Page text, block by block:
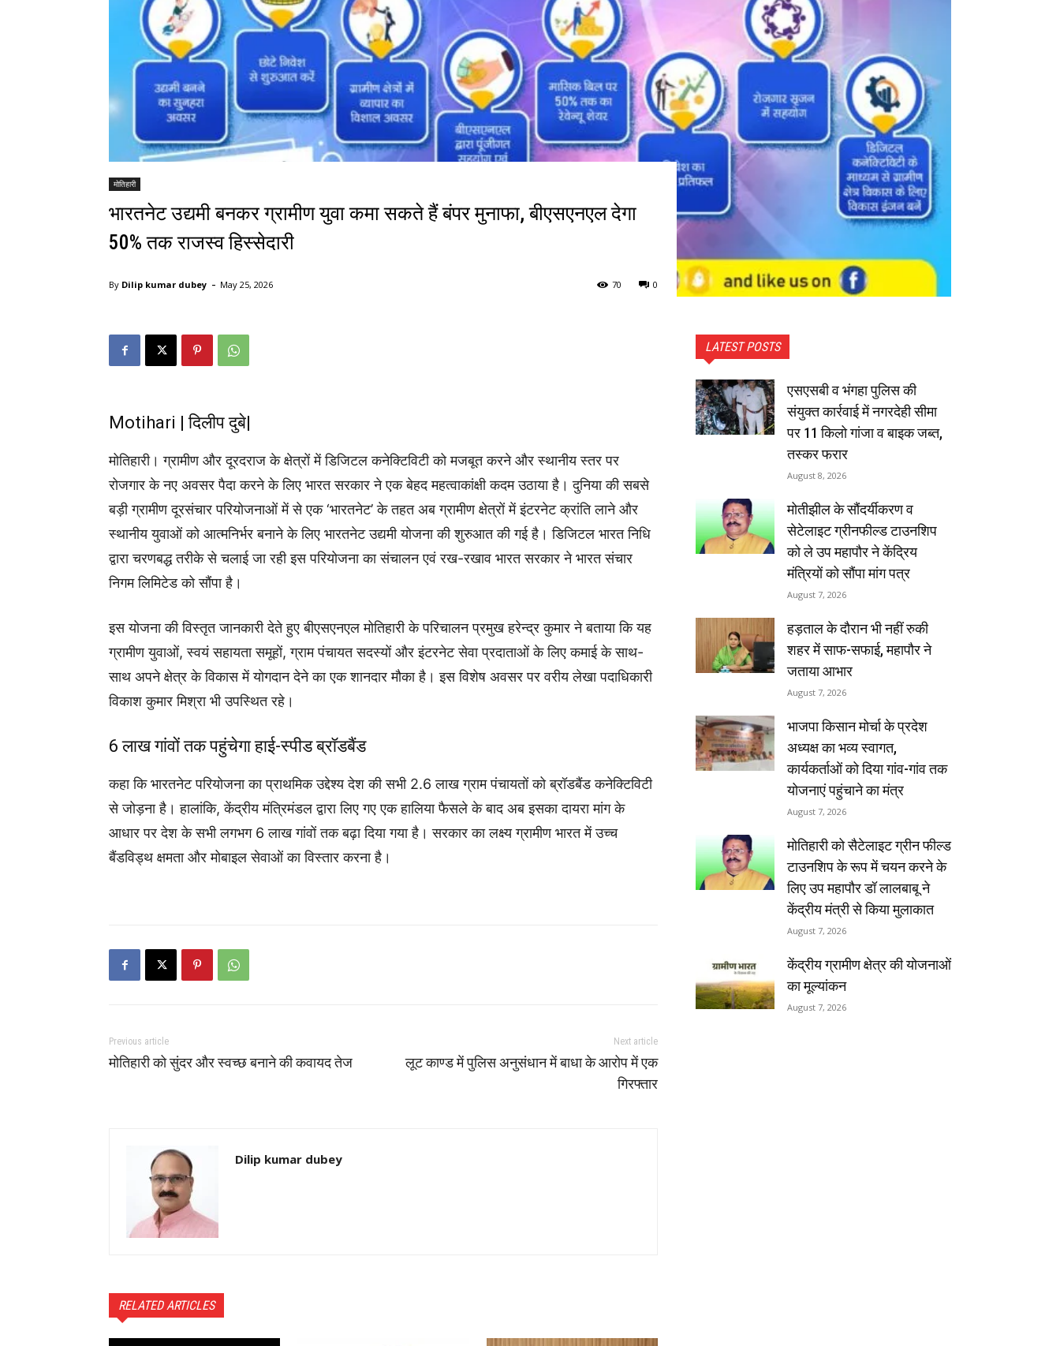
मोतिहारी
भारतनेट उद्यमी बनकर ग्रामीण युवा कमा सकते हैं बंपर मुनाफा, बीएसएनएल देगा
50% तक राजस्व हिस्सेदारी
By Dilip kumar dubey - May 25, 2026 0
70
Motihari | दिलीप दुबे|
मोतिहारी। ग्रामीण और दूरदराज के क्षेत्रों में डिजिटल कनेक्टिविटी को मजबूत करने और स्थानीय स्तर पर
रोजगार के नए अवसर पैदा करने के लिए भारत सरकार ने एक बेहद महत्वाकांक्षी कदम उठाया है। दुनिया की सबसे
बड़ी ग्रामीण दूरसंचार परियोजनाओं में से एक ‘भारतनेट’ के तहत अब ग्रामीण क्षेत्रों में इंटरनेट क्रांति लाने और
स्थानीय युवाओं को आत्मनिर्भर बनाने के लिए भारतनेट उद्यमी योजना की शुरुआत की गई है। डिजिटल भारत निधि
द्वारा चरणबद्ध तरीके से चलाई जा रही इस परियोजना का संचालन एवं रख-रखाव भारत सरकार ने भारत संचार
निगम लिमिटेड को सौंपा है।
इस योजना की विस्तृत जानकारी देते हुए बीएसएनएल मोतिहारी के परिचालन प्रमुख हरेन्द्र कुमार ने बताया कि यह
ग्रामीण युवाओं, स्वयं सहायता समूहों, ग्राम पंचायत सदस्यों और इंटरनेट सेवा प्रदाताओं के लिए कमाई के साथ-
साथ अपने क्षेत्र के विकास में योगदान देने का एक शानदार मौका है। इस विशेष अवसर पर वरीय लेखा पदाधिकारी
विकाश कुमार मिश्रा भी उपस्थित रहे।
6 लाख गांवों तक पहुंचेगा हाई-स्पीड ब्रॉडबैंड
कहा कि भारतनेट परियोजना का प्राथमिक उद्देश्य देश की सभी 2.6 लाख ग्राम पंचायतों को ब्रॉडबैंड कनेक्टिविटी
से जोड़ना है। हालांकि, केंद्रीय मंत्रिमंडल द्वारा लिए गए एक हालिया फैसले के बाद अब इसका दायरा मांग के
आधार पर देश के सभी लगभग 6 लाख गांवों तक बढ़ा दिया गया है। सरकार का लक्ष्य ग्रामीण भारत में उच्च
बैंडविड्थ क्षमता और मोबाइल सेवाओं का विस्तार करना है।
Previous article
मोतिहारी को सुंदर और स्वच्छ बनाने की कवायद तेज
Next article
लूट काण्ड में पुलिस अनुसंधान में बाधा के आरोप में एक
गिरफ्तार
Dilip kumar dubey
RELATED ARTICLES
LATEST POSTS
एसएसबी व भंगहा पुलिस की
संयुक्त कार्रवाई में नगरदेही सीमा
पर 11 किलो गांजा व बाइक जब्त,
तस्कर फरार
August 8, 2026
मोतीझील के सौंदर्यीकरण व
सेटेलाइट ग्रीनफील्ड टाउनशिप
को ले उप महापौर ने केंद्रिय
मंत्रियों को सौंपा मांग पत्र
August 7, 2026
हड़ताल के दौरान भी नहीं रुकी
शहर में साफ-सफाई, महापौर ने
जताया आभार
August 7, 2026
भाजपा किसान मोर्चा के प्रदेश
अध्यक्ष का भव्य स्वागत,
कार्यकर्ताओं को दिया गांव-गांव तक
योजनाएं पहुंचाने का मंत्र
August 7, 2026
मोतिहारी को सैटेलाइट ग्रीन फील्ड
टाउनशिप के रूप में चयन करने के
लिए उप महापौर डॉ लालबाबू ने
केंद्रीय मंत्री से किया मुलाकात
August 7, 2026
केंद्रीय ग्रामीण क्षेत्र की योजनाओं
का मूल्यांकन
August 7, 2026